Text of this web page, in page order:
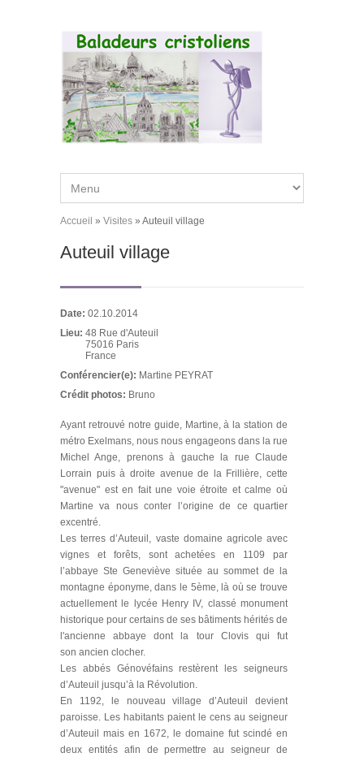
Vous êtes ici
Accueil » Visites » Auteuil village
Auteuil village
Date: 02.10.2014
Lieu: 48 Rue d'Auteuil
75016 Paris
France
Conférencier(e): Martine PEYRAT
Crédit photos: Bruno
Ayant retrouvé notre guide, Martine, à la station de
métro Exelmans, nous nous engageons dans la rue
Michel Ange, prenons à gauche la rue Claude
Lorrain puis à droite avenue de la Frillière, cette
"avenue" est en fait une voie étroite et calme où
Martine va nous conter l’origine de ce quartier
excentré.
Les terres d’Auteuil, vaste domaine agricole avec
vignes et forêts, sont achetées en 1109 par
l’abbaye Ste Geneviève située au sommet de la
montagne éponyme, dans le 5ème, là où se trouve
actuellement le lycée Henry IV, classé monument
historique pour certains de ses bâtiments hérités de
l'ancienne abbaye dont la tour Clovis qui fut
son ancien clocher.
Les abbés Génovéfains restèrent les seigneurs
d’Auteuil jusqu’à la Révolution.
En 1192, le nouveau village d’Auteuil devient
paroisse. Les habitants paient le cens au seigneur
d’Auteuil mais en 1672, le domaine fut scindé en
deux entités afin de permettre au seigneur de